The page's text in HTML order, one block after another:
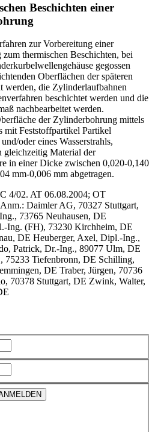
Beschichten einer
zur Vorbereitung einer
thermischen Beschichten, bei
gegossen
Oberflächen der späteren
werden, die Zylinderlaufbahnen
beschichtet werden und die
nachbearbeitet werden.
der Zylinderbohrung mittels
mit Feststoffpartikel Partikel
oder eines Wasserstrahls,
gleichzeitig Material der
in einer Dicke zwischen 0,020-0,140
mm-0,006 mm abgetragen.
4/02. AT 06.08.2004; OT
Daimler AG, 70327 Stuttgart,
73765 Neuhausen, DE
Ing. (FH), 73230 Kirchheim, DE
DE Heuberger, Axel, Dipl.-Ing.,
Patrick, Dr.-Ing., 89077 Ulm, DE
75233 Tiefenbronn, DE Schilling,
DE Traber, Jürgen, 70736
70378 Stuttgart, DE Zwink, Walter,